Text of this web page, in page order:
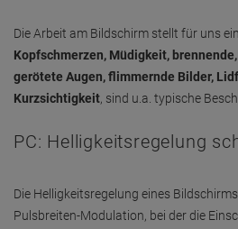
Die Arbeit am Bildschirm stellt für uns
Kopfschmerzen, Müdigkeit,
gerötete Augen, flimmernde Bilder,
Kurzsichtigkeit , sind u.a. typische
PC: Helligkeitsregelung
Die Helligkeitsregelung eines
Pulsbreiten-Modulation, bei der die